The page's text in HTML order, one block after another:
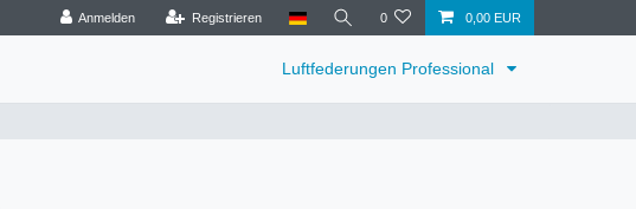
Anmelden Registrieren 0 0,00 EUR
Luftfederungen Professional